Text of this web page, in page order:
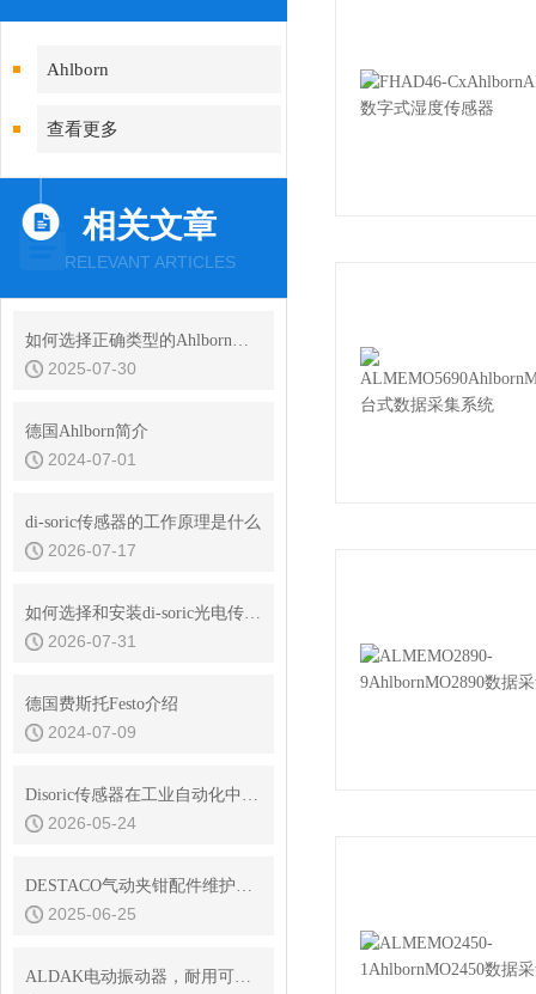
Ahlborn
查看更多
相关文章
RELEVANT ARTICLES
如何选择正确类型的Ahlborn温度传感器？
2025-07-30
德国Ahlborn简介
2024-07-01
di-soric传感器的工作原理是什么
2026-07-17
如何选择和安装di-soric光电传感器
2026-07-31
德国费斯托Festo介绍
2024-07-09
Disoric传感器在工业自动化中的定位与识别应用
2026-05-24
DESTACO气动夹钳配件维护与保养技巧
2025-06-25
ALDAK电动振动器，耐用可靠，保障长时间高效运作